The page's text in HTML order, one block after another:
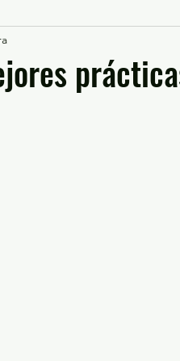
2023